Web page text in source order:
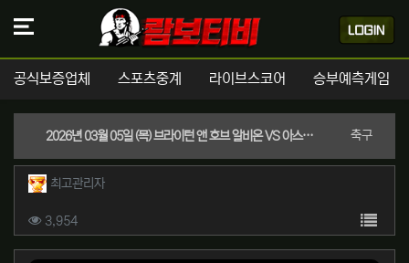
공식보증업체 스포츠중계 라이브스코어 승부예측게임
2026년 03월 05일 (목) 브라이턴 앤 호브 알비온 VS 아스널 FC 잉글랜드 프리미어리그 스포츠분석 축구분류
작성자 정보
최고관리자작성
컨텐츠 정보
3,954조회 목록